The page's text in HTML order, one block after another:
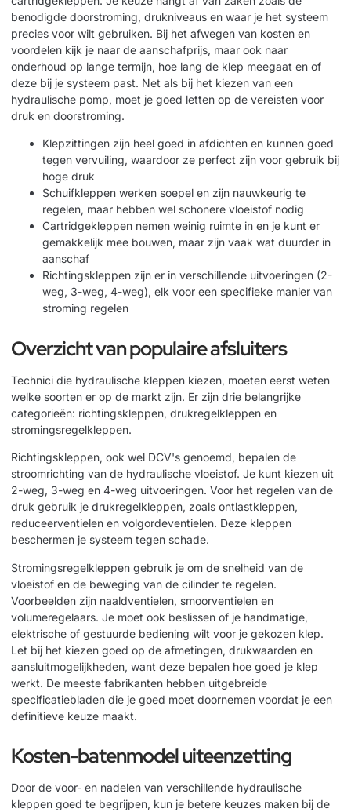
benodigde doorstroming, drukniveaus en waar je het systeem
precies voor wilt gebruiken. Bij het afwegen van kosten en
voordelen kijk je naar de aanschafprijs, maar ook naar
onderhoud op lange termijn, hoe lang de klep meegaat en of
deze bij je systeem past. Net als bij het kiezen van een
hydraulische pomp, moet je goed letten op de vereisten voor
druk en doorstroming.
Klepzittingen zijn heel goed in afdichten en kunnen goed
tegen vervuiling, waardoor ze perfect zijn voor gebruik bij
hoge druk
Schuifkleppen werken soepel en zijn nauwkeurig te
regelen, maar hebben wel schonere vloeistof nodig
Cartridgekleppen nemen weinig ruimte in en je kunt er
gemakkelijk mee bouwen, maar zijn vaak wat duurder in
aanschaf
Richtingskleppen zijn er in verschillende uitvoeringen (2-
weg, 3-weg, 4-weg), elk voor een specifieke manier van
stroming regelen
Overzicht van populaire afsluiters
Technici die hydraulische kleppen kiezen, moeten eerst weten
welke soorten er op de markt zijn. Er zijn drie belangrijke
categorieën: richtingskleppen, drukregelkleppen en
stromingsregelkleppen.
Richtingskleppen, ook wel DCV's genoemd, bepalen de
stroomrichting van de hydraulische vloeistof. Je kunt kiezen uit
2-weg, 3-weg en 4-weg uitvoeringen. Voor het regelen van de
druk gebruik je drukregelkleppen, zoals ontlastkleppen,
reduceerventielen en volgordeventielen. Deze kleppen
beschermen je systeem tegen schade.
Stromingsregelkleppen gebruik je om de snelheid van de
vloeistof en de beweging van de cilinder te regelen.
Voorbeelden zijn naaldventielen, smoorventielen en
volumeregelaars. Je moet ook beslissen of je handmatige,
elektrische of gestuurde bediening wilt voor je gekozen klep.
Let bij het kiezen goed op de afmetingen, drukwaarden en
aansluitmogelijkheden, want deze bepalen hoe goed je klep
werkt. De meeste fabrikanten hebben uitgebreide
specificatiebladen die je goed moet doornemen voordat je een
definitieve keuze maakt.
Kosten-batenmodel uiteenzetting
Door de voor- en nadelen van verschillende hydraulische
kleppen goed te begrijpen, kun je betere keuzes maken bij de